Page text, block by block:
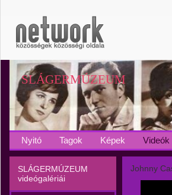
SLÁGERMÚZEUM
Nyitó Tagok Képek Videók
SLÁGERMÚZEUM
videógalériái
Johnny